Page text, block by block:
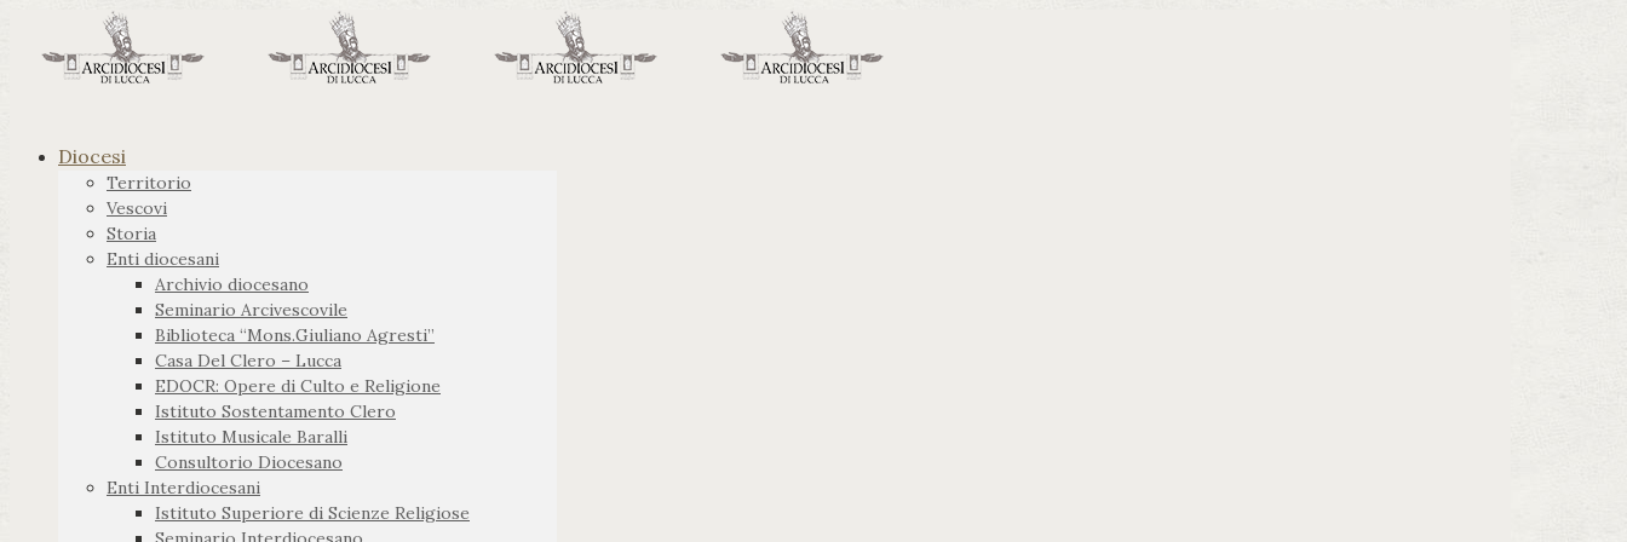
Diocesi
Territorio
Vescovi
Storia
Enti diocesani
Archivio diocesano
Seminario Arcivescovile
Biblioteca “Mons.Giuliano Agresti”
Casa Del Clero – Lucca
EDOCR: Opere di Culto e Religione
Istituto Sostentamento Clero
Istituto Musicale Baralli
Consultorio Diocesano
Enti Interdiocesani
Istituto Superiore di Scienze Religiose